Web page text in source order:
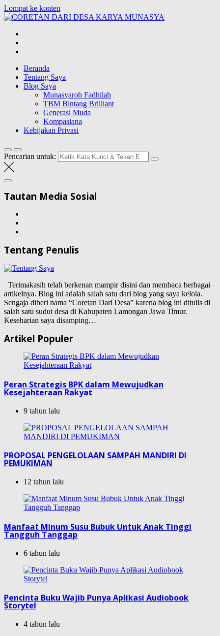
Lompat ke konten
Blog Wong Ndeso yang ingin berbagi berbagai hal di sekitarnya
Beranda
Tentang Saya
Blog Saya
Munasyaroh Fadhilah
TBM Bintang Brilliant
Generasi Muda
Kompasiana
Kebijakan Privasi
Pencarian untuk:
Tautan Media Sosial
Tentang Penulis
Terimakasih telah berkenan mampir disini dan membaca berbagai
artikelnya. Blog ini adalah salah satu dari blog yang saya kelola.
Sengaja diberi nama “Coretan Dari Desa” karena blog ini ditulis di
salah satu sudut desa di Kabupaten Lamongan Jawa Timur.
Keseharian saya disamping…
Artikel Populer
Peran Strategis BPK dalam Mewujudkan
Kesejahteraan Rakyat
9 tahun lalu
PROPOSAL PENGELOLAAN SAMPAH MANDIRI DI
PEMUKIMAN
12 tahun lalu
Manfaat Minum Susu Bubuk Untuk Anak Tinggi
Tangguh Tanggap
6 tahun lalu
Pencinta Buku Wajib Punya Aplikasi Audiobook
Storytel
4 tahun lalu